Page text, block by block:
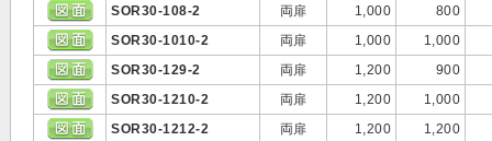
SOR30-108-2
両扉 1,000
800
SOR30-1010-2
両扉 1,000
1,000
SOR30-129-2
両扉 1,200
900
SOR30-1210-2
両扉 1,200
1,000
SOR30-1212-2
両扉 1,200 1,200